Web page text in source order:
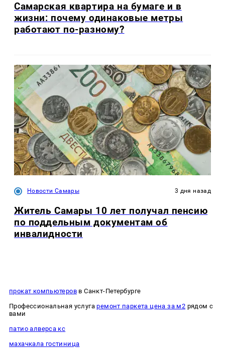
Самарская квартира на бумаге и в
жизни: почему одинаковые метры
работают по-разному?
Новости Самары 3 дня назад
Житель Самары 10 лет получал пенсию
по поддельным документам об
инвалидности
прокат компьютеров в Санкт-Петербурге
Профессиональная услугаремонт паркета цена за м2 рядом с
вами
патио алверса кс
махачкала гостиница